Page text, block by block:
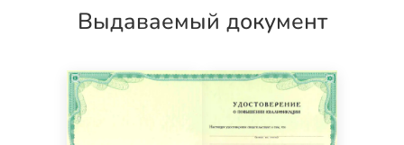
Выдаваемый документ